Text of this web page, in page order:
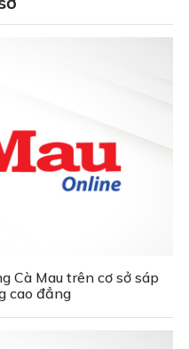
Cà Mau trên cơ sở sáp
cao đẳng